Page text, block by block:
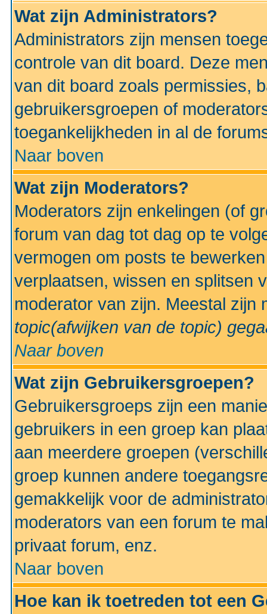
Wat zijn Administrators?
Administrators zijn mensen
controle van dit board. Deze
van dit board zoals permissies,
gebruikersgroepen of
toegankelijkheden in al de
Naar boven
Wat zijn Moderators?
Moderators zijn enkelingen (of
forum van dag tot dag op te
vermogen om posts te
verplaatsen, wissen en splitsen
moderator van zijn. Meestal
topic(afwijken van de topic)
Naar boven
Wat zijn Gebruikersgroepen?
Gebruikersgroeps zijn een
gebruikers in een groep kan
aan meerdere groepen
groep kunnen andere
gemakkelijk voor de
moderators van een forum te
privaat forum, enz.
Naar boven
Hoe kan ik toetreden tot een